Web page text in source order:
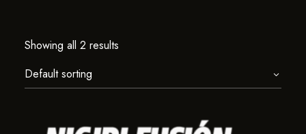
Showing all 2 results